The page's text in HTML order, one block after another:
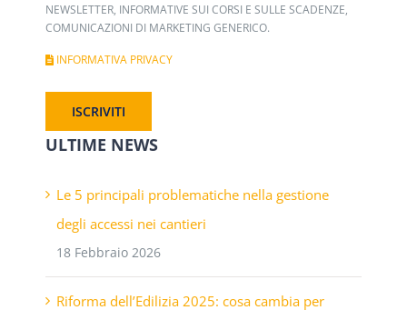
NEWSLETTER, INFORMATIVE SUI CORSI E SULLE SCADENZE,
COMUNICAZIONI DI MARKETING GENERICO.
INFORMATIVA PRIVACY
ULTIME NEWS
Le 5 principali problematiche nella gestione
degli accessi nei cantieri
18 Febbraio 2026
Riforma dell’Edilizia 2025: cosa cambia per